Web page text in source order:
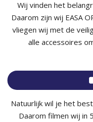
Wij vinden het
Daarom zijn wij EASA
vliegen wij met de
alle accessoires
Natuurlijk wil je het
Daarom filmen wij in